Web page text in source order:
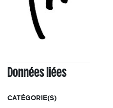
Données liées
CATÉGORIE(S)